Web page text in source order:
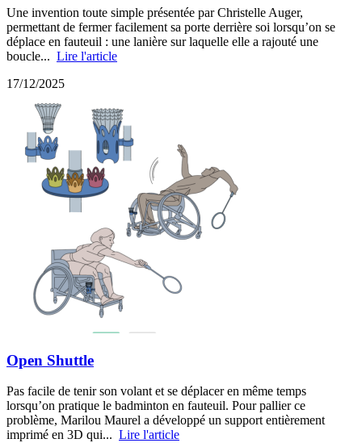
Une invention toute simple présentée par Christelle Auger,
permettant de fermer facilement sa porte derrière soi lorsqu’on se
déplace en fauteuil : une lanière sur laquelle elle a rajouté une
boucle... Lire l'article
17/12/2025
Open Shuttle
Pas facile de tenir son volant et se déplacer en même temps
lorsqu’on pratique le badminton en fauteuil. Pour pallier ce
problème, Marilou Maurel a développé un support entièrement
imprimé en 3D qui... Lire l'article